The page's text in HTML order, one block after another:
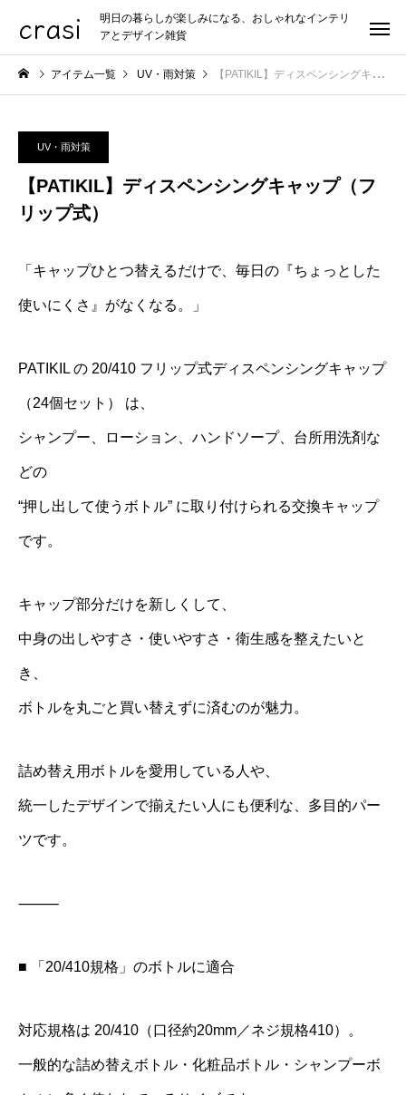
crasi
明日の暮らしが楽しみになる、おしゃれなインテリ
アとデザイン雑貨
アイテム一覧 UV・雨対策 【PATIKIL】ディスペンシングキャップ（フリップ式）
UV・雨対策
【PATIKIL】ディスペンシングキャップ（フ
リップ式）
「キャップひとつ替えるだけで、毎日の『ちょっとした
使いにくさ』がなくなる。」
PATIKIL の 20/410 フリップ式ディスペンシングキャップ
（24個セット） は、
シャンプー、ローション、ハンドソープ、台所用洗剤な
どの
“押し出して使うボトル” に取り付けられる交換キャップ
です。
キャップ部分だけを新しくして、
中身の出しやすさ・使いやすさ・衛生感を整えたいと
き、
ボトルを丸ごと買い替えずに済むのが魅力。
詰め替え用ボトルを愛用している人や、
統一したデザインで揃えたい人にも便利な、多目的パー
ツです。
⸻
■ 「20/410規格」のボトルに適合
対応規格は 20/410（口径約20mm／ネジ規格410）。
一般的な詰め替えボトル・化粧品ボトル・シャンプーボ